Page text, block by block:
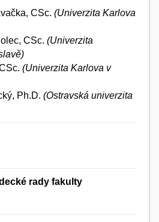
CSc. (Univerzita Karlova
CSc. (Univerzita
(Univerzita Karlova v
Ph.D. (Ostravská univerzita
rady fakulty